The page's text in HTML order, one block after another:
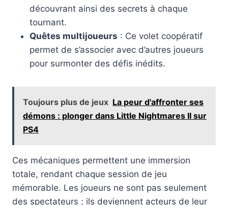
découvrant ainsi des secrets à chaque
tournant.
Quêtes multijoueurs : Ce volet coopératif
permet de s’associer avec d’autres joueurs
pour surmonter des défis inédits.
Toujours plus de jeux La peur d'affronter ses
démons : plonger dans Little Nightmares II sur
PS4
Ces mécaniques permettent une immersion
totale, rendant chaque session de jeu
mémorable. Les joueurs ne sont pas seulement
des spectateurs ; ils deviennent acteurs de leur